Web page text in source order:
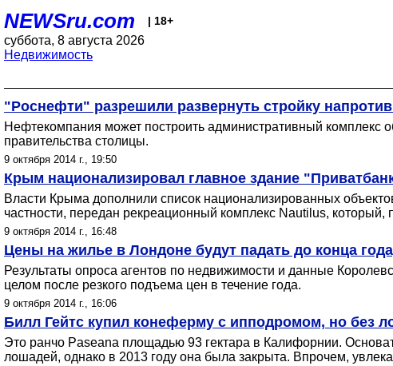
NEWSru.com | 18+
суббота, 8 августа 2026
Недвижимость
"Роснефти" разрешили развернуть стройку
Нефтекомпания может построить административный
правительства столицы.
9 октября 2014 г., 19:50
Крым национализировал главное здание
Власти Крыма дополнили список национализированных
частности, передан рекреационный комплекс Nautilus,
9 октября 2014 г., 16:48
Цены на жилье в Лондоне будут падать до конца
Результаты опроса агентов по недвижимости и данные
целом после резкого подъема цен в течение года.
9 октября 2014 г., 16:06
Билл Гейтс купил конеферму с ипподромом, но без
Это ранчо Paseana площадью 93 гектара в Калифорнии.
лошадей, однако в 2013 году она была закрыта. Впрочем,